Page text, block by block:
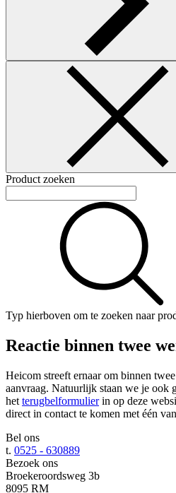
Product zoeken
Typ hierboven om te zoeken naar
Reactie binnen twee
Heicom streeft ernaar om binnen
aanvraag. Natuurlijk staan we je ook
het terugbelformulierin op deze
direct in contact te komen met één
Bel ons
t. 0525 - 630889
Bezoek ons
Broekeroordsweg 3b
8095 RM